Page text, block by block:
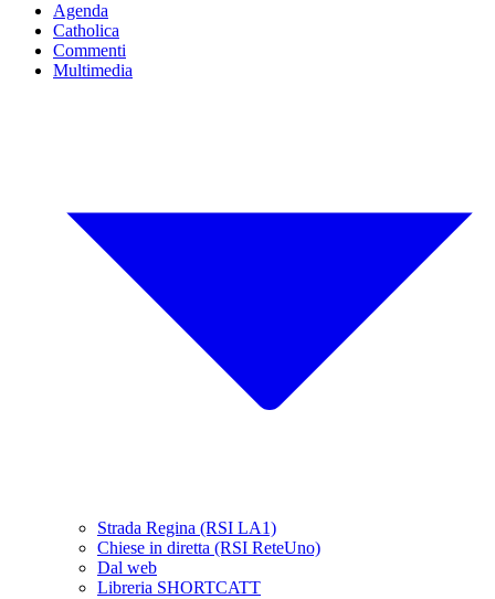
Agenda
Catholica
Commenti
Multimedia
Strada Regina (RSI LA1)
Chiese in diretta (RSI ReteUno)
Dal web
Libreria SHORTCATT